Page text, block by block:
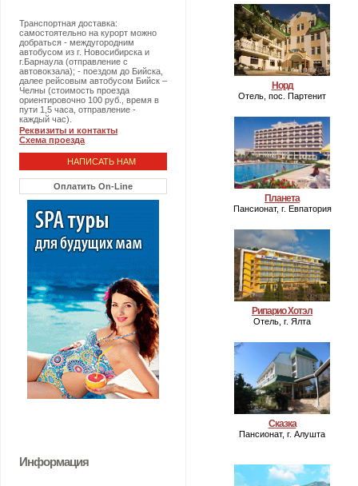
Транспортная доставка:
самостоятельно на курорт можно
добраться - междугородним
автобусом из г. Новосибирска и
г.Барнаула (отправление с
автовокзала); - поездом до Бийска,
далее рейсовым автобусом Бийск –
Челны (стоимость проезда
ориентировочно 100 руб., время в
пути 1,5 часа, отправление -
каждый час).
Реквизиты и контакты
Схема проезда
НАПИСАТЬ НАМ
Оплатить On-Line
Информация
Норд
Отель, пос. Партенит
Планета
Пансионат, г. Евпатория
Рипарио Хотэл
Отель, г. Ялта
Сказка
Пансионат, г. Алушта